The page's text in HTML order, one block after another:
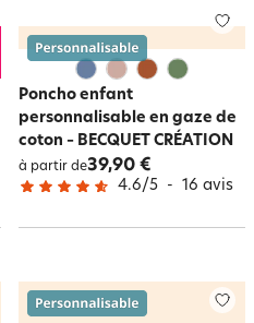
Poncho enfant
personnalisable en gaze de
coton – BECQUET CRÉATION
à partir de39,90 €
4.6/5 - 16 avis